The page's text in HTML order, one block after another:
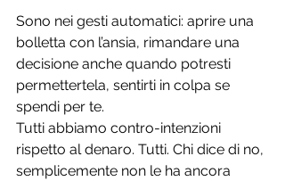
Sono nei gesti automatici: aprire una
bolletta con l’ansia, rimandare una
decisione anche quando potresti
permettertela, sentirti in colpa se
spendi per te.
Tutti abbiamo contro-intenzioni
rispetto al denaro. Tutti. Chi dice di no,
semplicemente non le ha ancora